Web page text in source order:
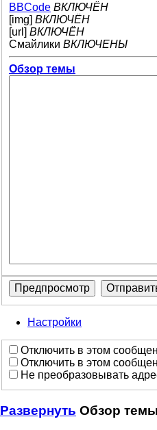
BBCode ВКЛЮЧЁН
[img] ВКЛЮЧЁН
[url] ВКЛЮЧЁН
Смайлики ВКЛЮЧЕНЫ
Обзор темы
Настройки
Отключить в этом
Отключить в этом
Не преобразовывать
Развернуть Обзор